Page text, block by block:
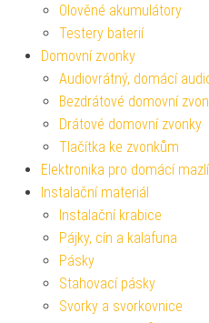
Olověné akumulátory
Testery baterií
Domovní zvonky
Audiovrátný, domácí
Bezdrátové domovní
Drátové domovní zvonky
Tlačítka ke zvonkům
Elektronika pro domácí
Instalační materiál
Instalační krabice
Pájky, cín a kalafuna
Pásky
Stahovací pásky
Svorky a svorkovnice